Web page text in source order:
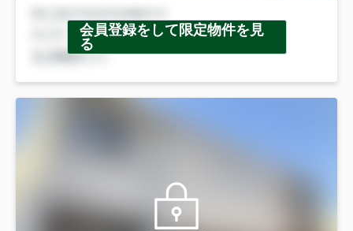
会員登録をして限定物件を見
る